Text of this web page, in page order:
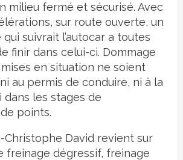
milieu fermé et sécurisé. Avec
sur route ouverte, un
suivrait l’autocar a toutes
finir dans celui-ci. Dommage
en situation ne soient
au permis de conduire, ni à la
dans les stages de
points.
Christophe David revient sur
freinage dégressif, freinage